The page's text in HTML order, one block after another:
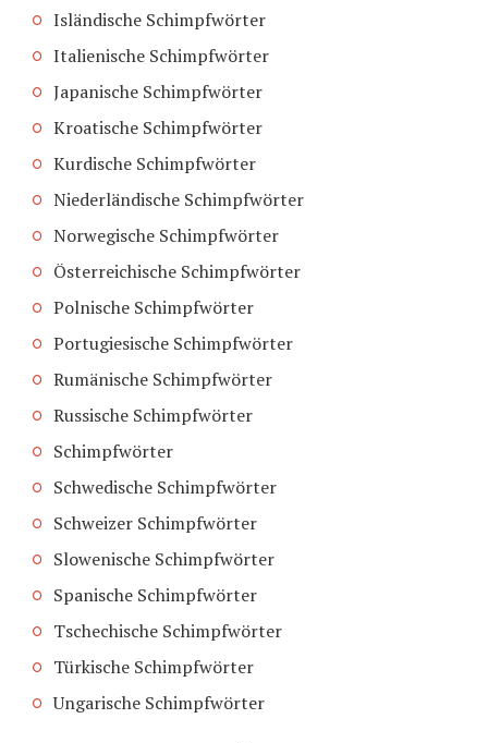
Isländische Schimpfwörter
Italienische Schimpfwörter
Japanische Schimpfwörter
Kroatische Schimpfwörter
Kurdische Schimpfwörter
Niederländische Schimpfwörter
Norwegische Schimpfwörter
Österreichische Schimpfwörter
Polnische Schimpfwörter
Portugiesische Schimpfwörter
Rumänische Schimpfwörter
Russische Schimpfwörter
Schimpfwörter
Schwedische Schimpfwörter
Schweizer Schimpfwörter
Slowenische Schimpfwörter
Spanische Schimpfwörter
Tschechische Schimpfwörter
Türkische Schimpfwörter
Ungarische Schimpfwörter